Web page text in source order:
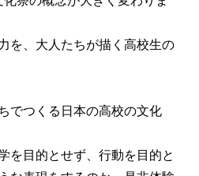
を、大人たちが描く高校生の
でつくる日本の高校の文化
を目的とせず、行動を目的と